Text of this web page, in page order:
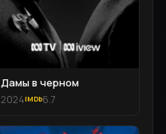
Дамы в черном
2024 6.7